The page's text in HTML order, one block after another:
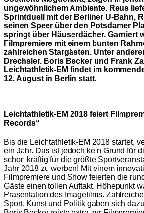
ungewöhnlichem Ambiente. Reus
Sprintduell mit der Berliner U-Bahn,
seinen Speer über den Potsdamer
springt über Häuserdächer. Garniert
Filmpremiere mit einem bunten
zahlreichen Stargästen. Unter
Drechsler, Boris Becker und Frank
Leichtathletik-EM findet im
12. August in Berlin statt.
Leichtathletik-EM 2018 feiert
Records“
Bis die Leichtathletik-EM 2018 startet,
ein Jahr. Das ist jedoch kein Grund für
schon kräftig für die größte
Jahr 2018 zu werben! Mit einem
Filmpremiere und Show feierten die
Gäste einen tollen Auftakt. Höhepunkt
Präsentation des Imagefilms.
Sport, Kunst und Politik gaben sich